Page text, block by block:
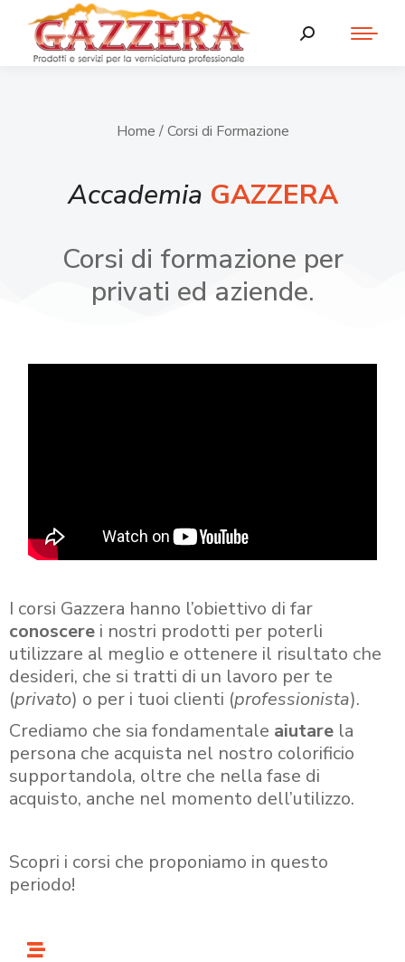
Home / Corsi di Formazione
Accademia GAZZERA
Corsi di formazione per
privati ed aziende.
I corsi Gazzera hanno l’obiettivo di far
conoscere i nostri prodotti per poterli
utilizzare al meglio e ottenere il risultato che
desideri, che si tratti di un lavoro per te
(privato) o per i tuoi clienti (professionista).
Crediamo che sia fondamentale aiutare la
persona che acquista nel nostro colorificio
supportandola, oltre che nella fase di
acquisto, anche nel momento dell’utilizzo.
Scopri i corsi che proponiamo in questo
periodo!